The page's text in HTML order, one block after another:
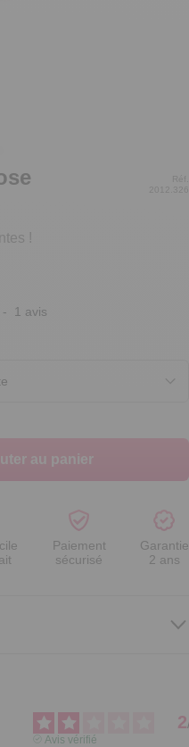
!
Réf.
- 1 avis
au panier
Paiement
sécurisé
Garantie
2 ans
2
Avis vérifié